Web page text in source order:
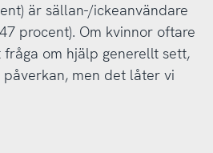
är sällan-/ickeanvändare
procent). Om kvinnor oftare
om hjälp generellt sett,
men det låter vi